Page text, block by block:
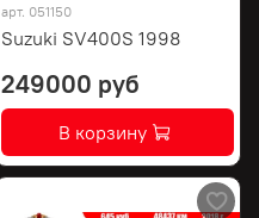
арт. 051150
Suzuki SV400S 1998
249000 руб
В корзину